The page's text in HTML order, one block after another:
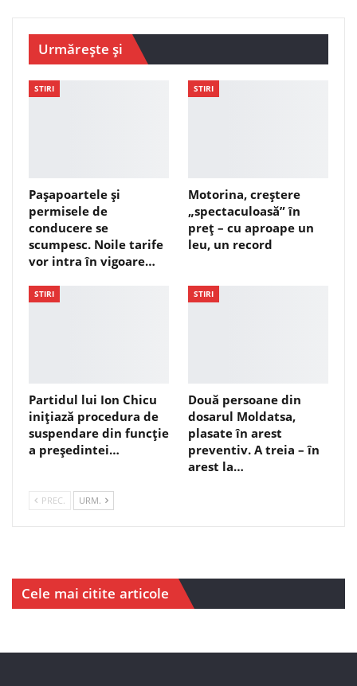
Urmărește și
STIRI
Pașapoartele și
permisele de
conducere se
scumpesc. Noile tarife
vor intra în vigoare…
STIRI
Motorina, creștere
„spectaculoasă” în
preț – cu aproape un
leu, un record
STIRI
Partidul lui Ion Chicu
inițiază procedura de
suspendare din funcție
a președintei…
STIRI
Două persoane din
dosarul Moldatsa,
plasate în arest
preventiv. A treia – în
arest la…
PREC. URM.
Cele mai citite articole